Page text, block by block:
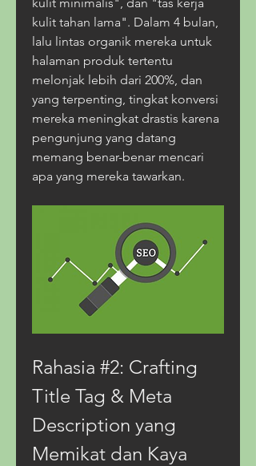
kulit tahan lama". Dalam 4 bulan,
lalu lintas organik mereka untuk
halaman produk tertentu
melonjak lebih dari 200%, dan
yang terpenting, tingkat konversi
mereka meningkat drastis karena
pengunjung yang datang
memang benar-benar mencari
apa yang mereka tawarkan.
Rahasia #2: Crafting
Title Tag & Meta
Description yang
Memikat dan Kaya